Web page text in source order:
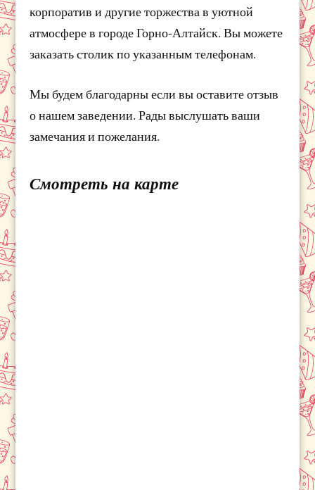
корпоратив и другие торжества в уютной
атмосфере в городе Горно-Алтайск. Вы можете
заказать столик по указанным телефонам.
Мы будем благодарны если вы оставите отзыв
о нашем заведении. Рады выслушать ваши
замечания и пожелания.
Смотреть на карте